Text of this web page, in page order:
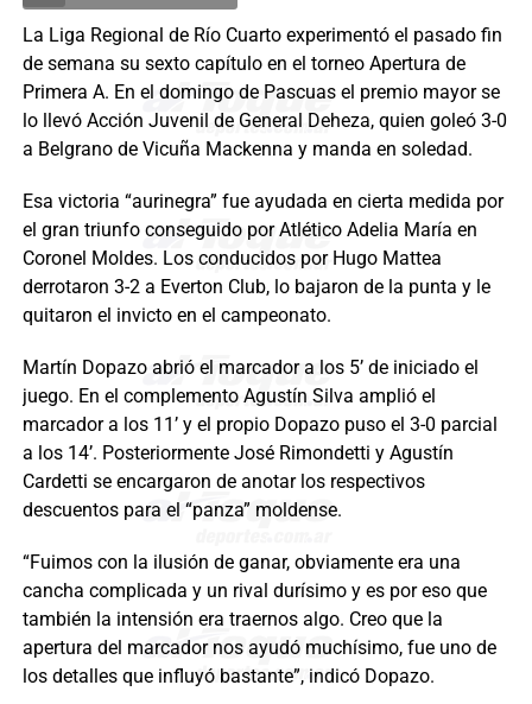
La Liga Regional de Río Cuarto experimentó el pasado fin
de semana su sexto capítulo en el torneo Apertura de
Primera A. En el domingo de Pascuas el premio mayor se
lo llevó Acción Juvenil de General Deheza, quien goleó 3-0
a Belgrano de Vicuña Mackenna y manda en soledad.
Esa victoria “aurinegra” fue ayudada en cierta medida por
el gran triunfo conseguido por Atlético Adelia María en
Coronel Moldes. Los conducidos por Hugo Mattea
derrotaron 3-2 a Everton Club, lo bajaron de la punta y le
quitaron el invicto en el campeonato.
Martín Dopazo abrió el marcador a los 5’ de iniciado el
juego. En el complemento Agustín Silva amplió el
marcador a los 11’ y el propio Dopazo puso el 3-0 parcial
a los 14’. Posteriormente José Rimondetti y Agustín
Cardetti se encargaron de anotar los respectivos
descuentos para el “panza” moldense.
“Fuimos con la ilusión de ganar, obviamente era una
cancha complicada y un rival durísimo y es por eso que
también la intensión era traernos algo. Creo que la
apertura del marcador nos ayudó muchísimo, fue uno de
los detalles que influyó bastante”, indicó Dopazo.